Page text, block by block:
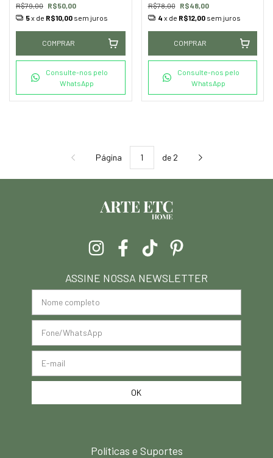
R$79,00 R$50,00
5x de R$10,00 sem juros
COMPRAR
Consulte-nos pelo
WhatsApp
R$78,00 R$48,00
4 x de R$12,00 sem juros
COMPRAR
Consulte-nos pelo
WhatsApp
Página de 2
ASSINE NOSSA NEWSLETTER
Políticas e Suportes